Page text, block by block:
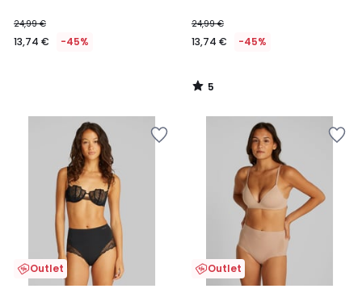
24,99 €
13,74 € -45%
24,99 €
13,74 € -45%
5
/
Outlet Outlet